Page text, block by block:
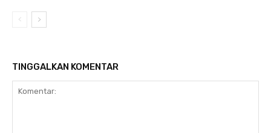
TINGGALKAN KOMENTAR